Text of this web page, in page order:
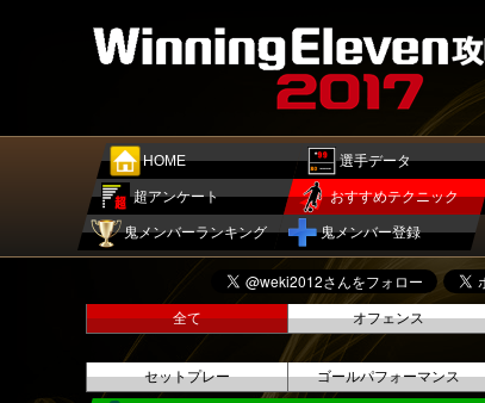
HOME 選手データ
超アンケート おすすめテクニック
鬼メンバーランキング 鬼メンバー登録
全て オフェンス
セットプレー
ゴールパフォーマンス